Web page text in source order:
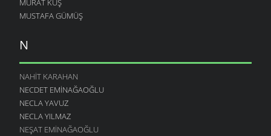
MURAT KUŞ
MUSTAFA GÜMÜŞ
N
NAHIT KARAHAN
NECDET EMINAĞAOĞLU
NECLA YAVUZ
NECLA YILMAZ
NEŞAT EMINAĞAOĞLU